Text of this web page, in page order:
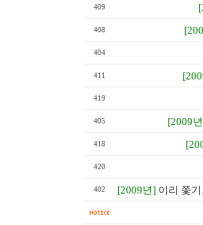
409
408
404
411
419
405 [2009
418
420
402 [2009년] 이리 쫓